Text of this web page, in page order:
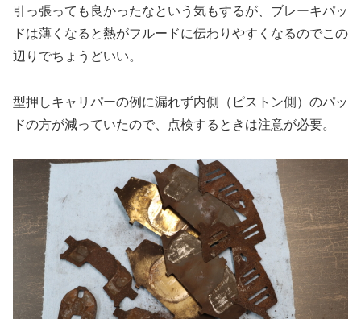
引っ張っても良かったなという気もするが、ブレーキパッ
ドは薄くなると熱がフルードに伝わりやすくなるのでこの
辺りでちょうどいい。
型押しキャリパーの例に漏れず内側（ピストン側）のパッ
ドの方が減っていたので、点検するときは注意が必要。